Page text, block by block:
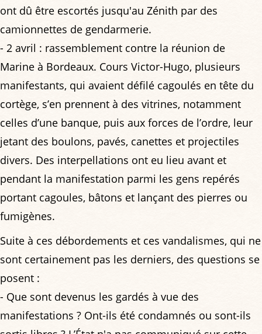
ont dû être escortés jusqu'au Zénith par des
camionnettes de gendarmerie.
- 2 avril : rassemblement contre la réunion de
Marine à Bordeaux. Cours Victor-Hugo, plusieurs
manifestants, qui avaient défilé cagoulés en tête du
cortège, s’en prennent à des vitrines, notamment
celles d’une banque, puis aux forces de l’ordre, leur
jetant des boulons, pavés, canettes et projectiles
divers. Des interpellations ont eu lieu avant et
pendant la manifestation parmi les gens repérés
portant cagoules, bâtons et lançant des pierres ou
fumigènes.
Suite à ces débordements et ces vandalismes, qui ne
sont certainement pas les derniers, des questions se
posent :
- Que sont devenus les gardés à vue des
manifestations ? Ont-ils été condamnés ou sont-ils